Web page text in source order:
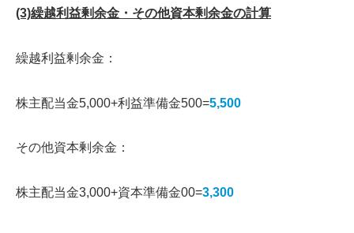
(3)繰越利益剰余金・その他資本剰余金の計算
繰越利益剰余金：
株主配当金5,000+利益準備金500=5,500
その他資本剰余金：
株主配当金3,000+資本準備金00=3,300